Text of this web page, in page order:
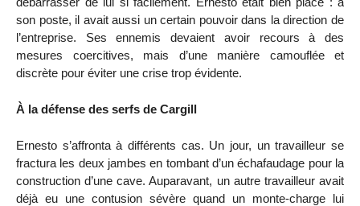
son poste, il avait aussi un certain pouvoir dans la direction de
l’entreprise. Ses ennemis devaient avoir recours à des
mesures coercitives, mais d’une manière camouflée et
discrète pour éviter une crise trop évidente.
À la défense des serfs de Cargill
Ernesto s’affronta à différents cas. Un jour, un travailleur se
fractura les deux jambes en tombant d’un échafaudage pour la
construction d’une cave. Auparavant, un autre travailleur avait
déjà eu une contusion sévère quand un monte-charge lui